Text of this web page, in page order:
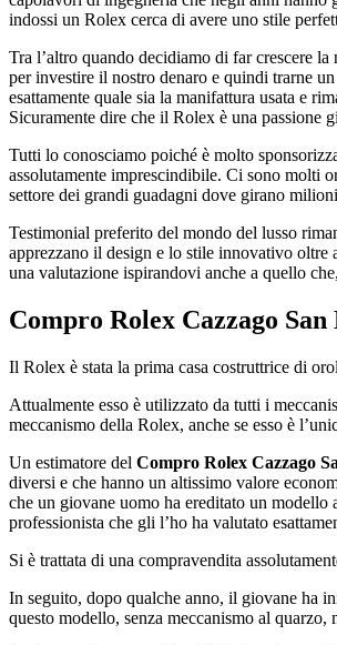
indossi un Rolex cerca di avere uno stile
Tra l’altro quando decidiamo di far crescere
per investire il nostro denaro e quindi trarne
esattamente quale sia la manifattura usata e
Sicuramente dire che il Rolex è una passione
Tutti lo conosciamo poiché è molto
assolutamente imprescindibile. Ci sono molti
settore dei grandi guadagni dove girano
Testimonial preferito del mondo del lusso
apprezzano il design e lo stile innovativo oltre
una valutazione ispirandovi anche a quello
Compro Rolex Cazzago
Il Rolex è stata la prima casa costruttrice di
Attualmente esso è utilizzato da tutti i
meccanismo della Rolex, anche se esso è
Un estimatore del Compro Rolex Cazzago
diversi e che hanno un altissimo valore
che un giovane uomo ha ereditato un
professionista che gli l’ho ha valutato
Si è trattata di una compravendita
In seguito, dopo qualche anno, il giovane ha
questo modello, senza meccanismo al